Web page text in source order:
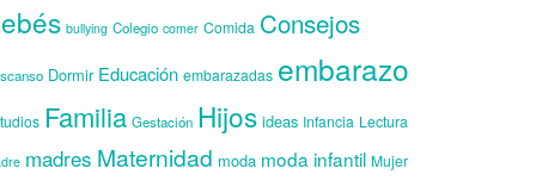
bullying Colegio comer Comida Consejos
Dormir Educación embarazadas embarazo
Familia Gestación Hijos ideas Infancia Lectura
madres Maternidad moda moda infantil Mujer